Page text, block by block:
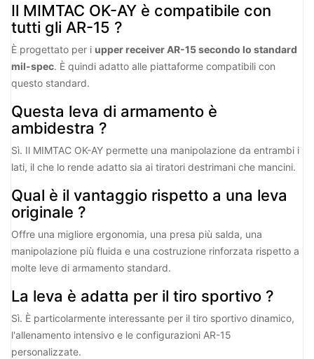
Il MIMTAC OK-AY è compatibile con
tutti gli AR-15 ?
È progettato per i upper receiver AR-15 secondo lo standard
mil-spec. È quindi adatto alle piattaforme compatibili con
questo standard.
Questa leva di armamento è
ambidestra ?
Sì. Il MIMTAC OK-AY permette una manipolazione da entrambi i
lati, il che lo rende adatto sia ai tiratori destrimani che mancini.
Qual è il vantaggio rispetto a una leva
originale ?
Offre una migliore ergonomia, una presa più salda, una
manipolazione più fluida e una costruzione rinforzata rispetto a
molte leve di armamento standard.
La leva è adatta per il tiro sportivo ?
Sì. È particolarmente interessante per il tiro sportivo dinamico,
l'allenamento intensivo e le configurazioni AR-15
personalizzate.